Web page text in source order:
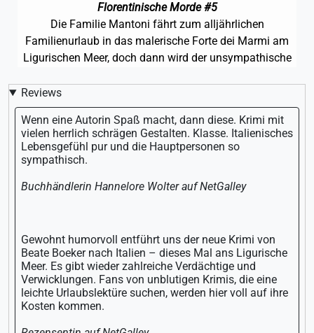
Florentinische Morde #5
Die Familie Mantoni fährt zum alljährlichen
Familienurlaub in das malerische Forte dei Marmi am
Ligurischen Meer, doch dann wird der unsympathische
Mantonis weigern sich, ihre Geheimnisse zu verraten ...
Reviews
Wenn eine Autorin Spaß macht, dann diese. Krimi mit
vielen herrlich schrägen Gestalten. Klasse. Italienisches
Lebensgefühl pur und die Hauptpersonen so
sympathisch.
Buchhändlerin Hannelore Wolter auf NetGalley
Gewohnt humorvoll entführt uns der neue Krimi von
Beate Boeker nach Italien – dieses Mal ans Ligurische
Meer. Es gibt wieder zahlreiche Verdächtige und
Verwicklungen. Fans von unblutigen Krimis, die eine
leichte Urlaubslektüre suchen, werden hier voll auf ihre
Kosten kommen.